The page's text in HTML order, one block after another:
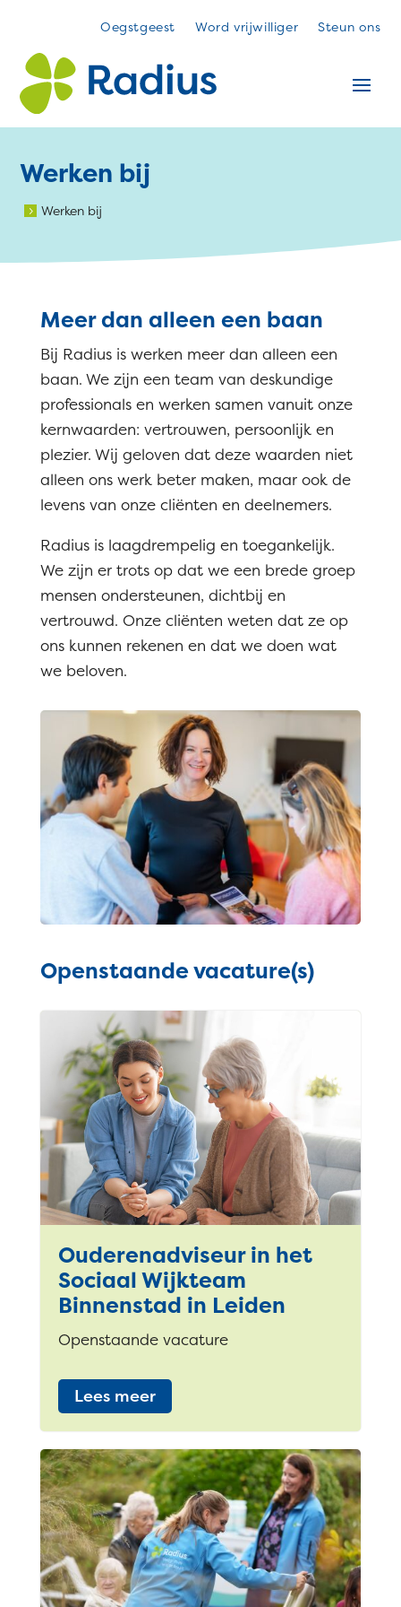
Oegstgeest Word vrijwilliger Steun ons
Werken bij
5 Werken bij
Meer dan alleen een baan
Bij Radius is werken meer dan alleen een
baan. We zijn een team van deskundige
professionals en werken samen vanuit onze
kernwaarden: vertrouwen, persoonlijk en
plezier. Wij geloven dat deze waarden niet
alleen ons werk beter maken, maar ook de
levens van onze cliënten en deelnemers.
Radius is laagdrempelig en toegankelijk.
We zijn er trots op dat we een brede groep
mensen ondersteunen, dichtbij en
vertrouwd. Onze cliënten weten dat ze op
ons kunnen rekenen en dat we doen wat
we beloven.
Openstaande vacature(s)
Ouderenadviseur in het
Sociaal Wijkteam
Binnenstad in Leiden
Openstaande vacature
Lees meer